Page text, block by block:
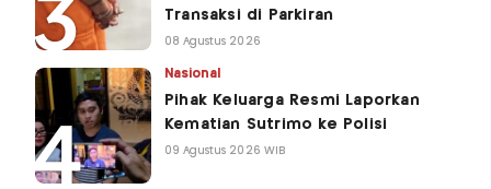
Transaksi di Parkiran
08 Agustus 2026
Nasional
Pihak Keluarga Resmi Laporkan
Kematian Sutrimo ke Polisi
09 Agustus 2026 WIB